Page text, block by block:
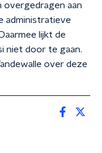
overgedragen aan
administratieve
lijkt de
niet door te gaan.
over deze